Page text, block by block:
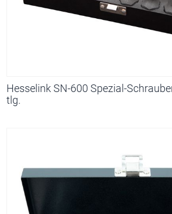
Hesselink SN-600 Spezial-
tlg.